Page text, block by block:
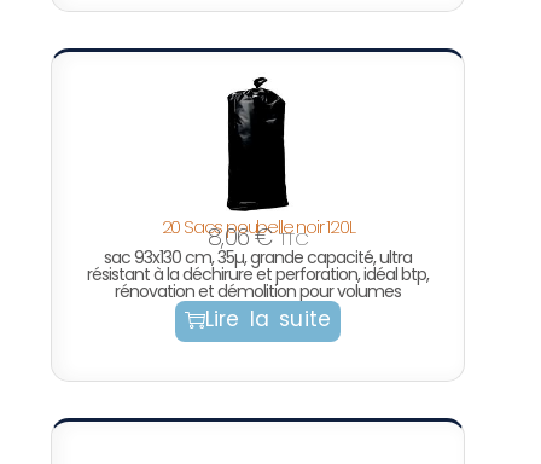
20 Sacs poubelle noir 120L
8,06€ TTC
sac 93x130 cm, 35µ, grande capacité, ultra
résistant à la déchirure et perforation, idéal btp,
rénovation et démolition pour volumes
Lire la suite